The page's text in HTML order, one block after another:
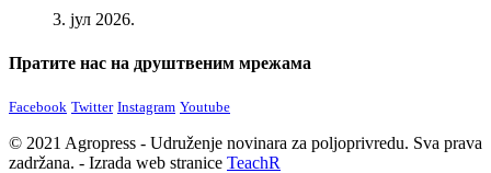
3. јул 2026.
Пратите нас на друштвеним мрежама
Facebook Twitter Instagram Youtube
© 2021 Agropress - Udruženje novinara za poljoprivredu. Sva prava
zadržana. - Izrada web stranice TeachR